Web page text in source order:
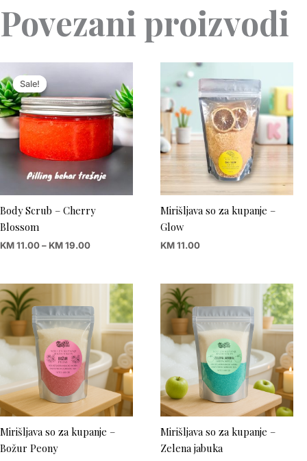
Povezani proizvodi
Sale!
Sale!
Body Scrub – Cherry
Blossom
KM11.00– KM19.00
KM 11.00
through
KM 19.00
Mirišljava so za kupanje –
Glow
KM11.00
Mirišljava so za kupanje –
Božur Peony
Price
range:
KM 11.00
through
KM 16.00
Mirišljava so za kupanje –
Zelena jabuka
Price
range:
KM 11.00
through
KM 16.00